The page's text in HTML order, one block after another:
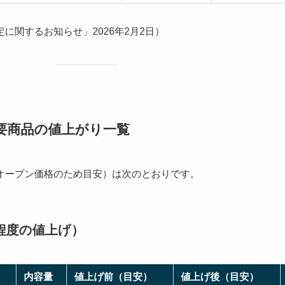
関するお知らせ」2026年2月2日）
商品の値上がり一覧
プン価格のため目安）は次のとおりです。
の値上げ）
内容量 値上げ前（目安） 値上げ後（目安）